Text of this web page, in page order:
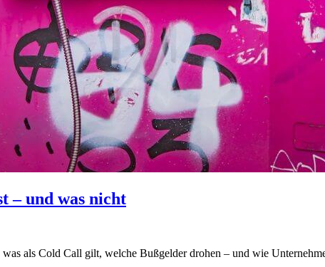
– und was nicht
als Cold Call gilt, welche Bußgelder drohen – und wie